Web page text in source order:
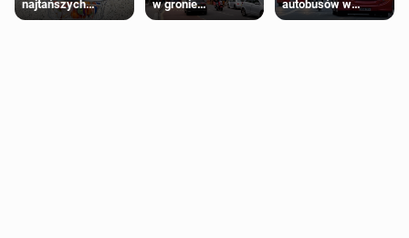
najtańszych
supermarketów
w gronie
najlepszych
autobusów w
Londynie